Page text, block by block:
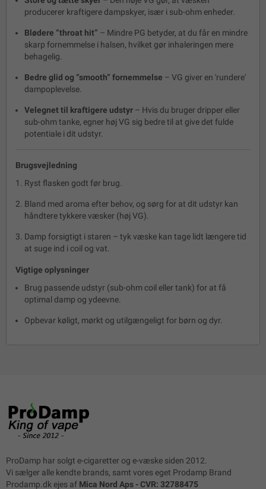
producerer kraftigere dampskyer, især i sub-ohm enheder.
Blødere “throat hit” – Mindre PG betyder, at du får en mindre
skarp fornemmelse i halsen, hvilket gør inhaleringen mere
behagelig.
Bedre glid og “smooth” fornemmelse – VG giver en 'rundere'
dampoplevelse.
Velegnet til kraftigere udstyr – Hvis du bruger dripper eller
sub-ohm tanke, egner høj VG sig bedre til at give det fulde
potentiale i dit udstyr.
Brugsvejledning
Ryst flasken godt før brug.
Bland med aroma efter behov, og sørg for at dit udstyr kan
håndtere tykkere væsker (høj VG).
Damp forsigtigt i staren – tyk væske kan tage lidt længere tid
at suge ind i coil og vat.
Vigtige oplysninger
Brug passende udstyr (sub-ohm coil eller tank) for at få
optimal damp og ydeevne.
Opbevar køligt, mørkt og utilgængeligt for børn og dyr.
ProDamp har solgt e-cigaretter og e-væske siden 2012.
Vi sælger alle kendte brands, samt vores eget Prodamp Brand
Prodamp.dk ejes af Mica Nord Aps - CVR: 32788475